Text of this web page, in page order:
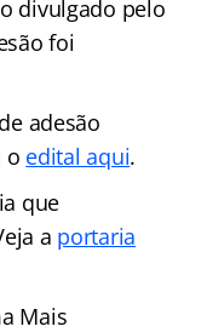
divulgado pelo
foi
adesão
o edital aqui.
que
a portaria
Mais